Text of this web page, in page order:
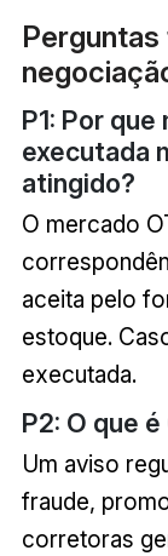
P1: Por
executada
atingido?
O mercado
aceita pelo
estoque.
executada.
P2: O que
Um aviso
fraude,
corretoras